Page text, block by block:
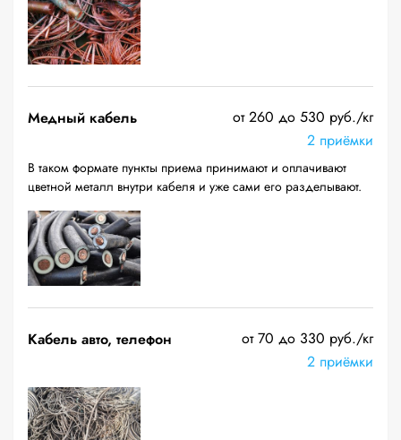
Медный кабель
от 260 до 530 руб./кг
2 приёмки
В таком формате пункты приема принимают и оплачивают
цветной металл внутри кабеля и уже сами его разделывают.
Кабель авто, телефон
от 70 до 330 руб./кг
2 приёмки